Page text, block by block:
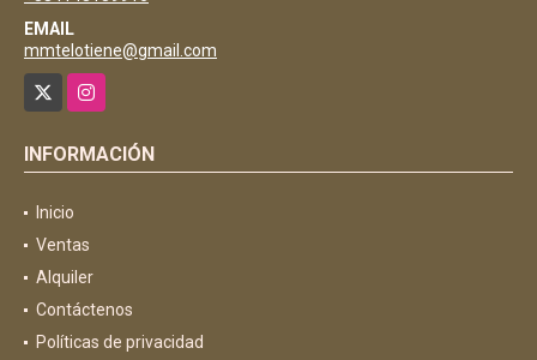
EMAIL
mmtelotiene@gmail.com
Instagram
INFORMACIÓN
Inicio
Ventas
Alquiler
Contáctenos
Políticas de privacidad